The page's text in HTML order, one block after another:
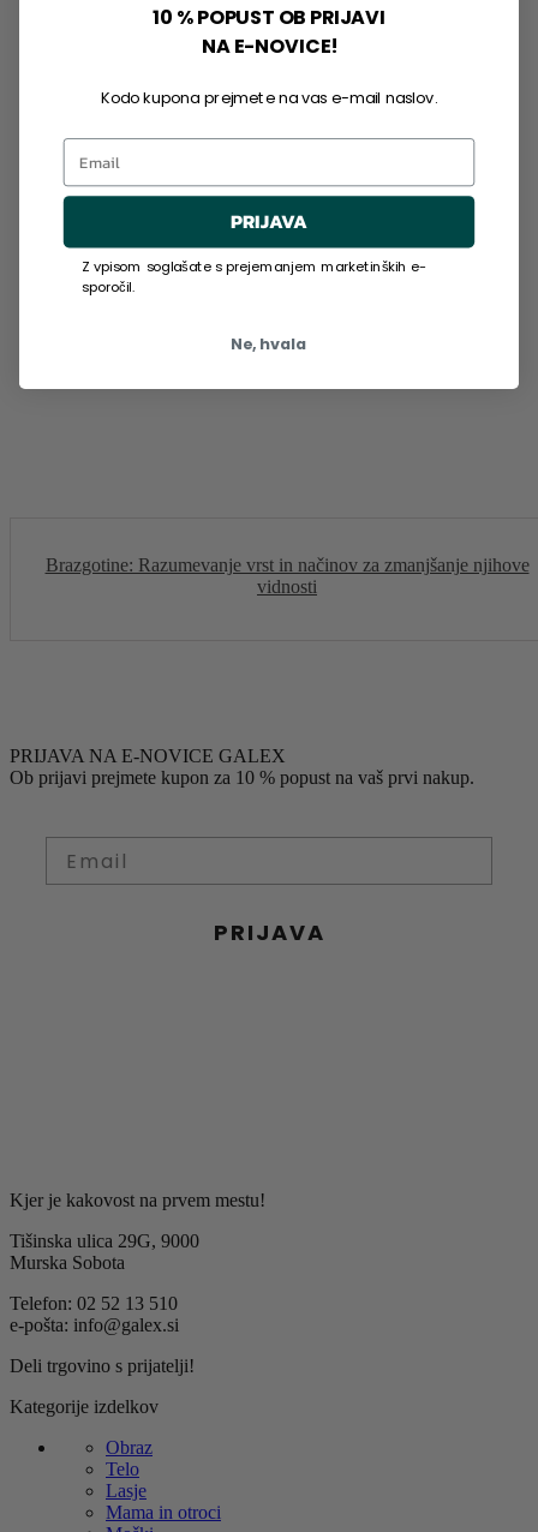
Brazgotine: Razumevanje vrst in načinov za zmanjšanje njihove
vidnosti
PRIJAVA NA E-NOVICE GALEX
Ob prijavi prejmete kupon za 10 % popust na vaš prvi nakup.
PRIJAVA
Kjer je kakovost na prvem mestu!
Tišinska ulica 29G, 9000
Murska Sobota
Telefon: 02 52 13 510
e-pošta: info@galex.si
Deli trgovino s prijatelji!
Kategorije izdelkov
Obraz
Telo
Lasje
Mama in otroci
10 % POPUST OB PRIJAVI
NA E-NOVICE!
Kodo kupona prejmete na vas e-mail naslov.
Email
PRIJAVA
Z vpisom soglašate s prejemanjem marketinških e-
sporočil.
Ne, hvala